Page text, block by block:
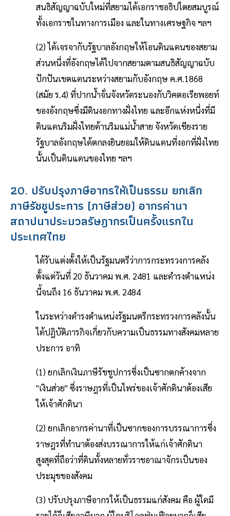
สนธิสัญญาฉบับใหม่ที่สยามได้เอกราชอธิปไตยสมบูรณ์
ทั้งเอกราชในทางการเมือง และในทางเศรษฐกิจ ฯลฯ
(2) ได้เจรจากับรัฐบาลอังกฤษให้โอนดินแดนของสยาม
ส่วนหนึ่งที่อังกฤษได้ไปจากสยามตามสนธิสัญญาฉบับ
ปักปันเขตแดนระหว่างสยามกับอังกฤษ ค.ศ.1868
(สมัย ร.4) ที่ปากน้ำจั่นจังหวัดระนองกับวิคตอเรียพอยท์
ของอังกฤษซึ่งมีดินงอกทางฝั่งไทย และอีกแห่งหนึ่งที่มี
ดินแดนริมฝั่งไทยด้านริมแม่น้ำสาย จังหวัดเชียงราย
รัฐบาลอังกฤษได้ตกลงยินยอมให้ดินแดนที่งอกที่ฝั่งไทย
นั้นเป็นดินแดนของไทย ฯลฯ
20. ปรับปรุงภาษีอากรให้เป็นธรรม ยกเลิก
ภาษีรัชชูประการ (ภาษีส่วย) อากรค่านา
สถาปนาประมวลรัษฎากรเป็นครั้งแรกใน
ประเทศไทย
ได้รับแต่งตั้งให้เป็นรัฐมนตรีว่าการกระทรวงการคลัง
ตั้งแต่วันที่ 20 ธันวาคม พ.ศ. 2481 และดำรงตำแหน่ง
นี้จนถึง 16 ธันวาคม พ.ศ. 2484
ในระหว่างดำรงตำแหน่งรัฐมนตรีกระทรวงการคลังนั้น
ได้ปฎิบัติภารกิจเกี่ยวกับความเป็นธรรมทางสังคมหลาย
ประการ อาทิ
(1) ยกเลิกเงินภาษีรัชชูปการซึ่งเป็นซากตกค้างจาก
"เงินส่วย" ซึ่งราษฎรที่เป็นไพร่ของเจ้าศักดินาต้องเสีย
ให้เจ้าศักดินา
(2) ยกเลิกอากรค่านาที่เป็นซากของการบรรณาการซึ่ง
ราษฎรที่ทำนาต้องส่งบรรณาการให้แก่เจ้าศักดินา
สูงสุดที่ถือว่าที่ดินทั้งหลายทั่วราชอาณาจักรเป็นของ
ประมุขของสังคม
(3) ปรับปรุงภาษีอากรให้เป็นธรรมแก่สังคม คือ ผู้ใดมี